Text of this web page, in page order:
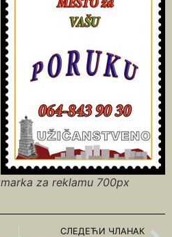
marka za reklamu 700px
СЛЕДЕЋИ ЧЛАНАК